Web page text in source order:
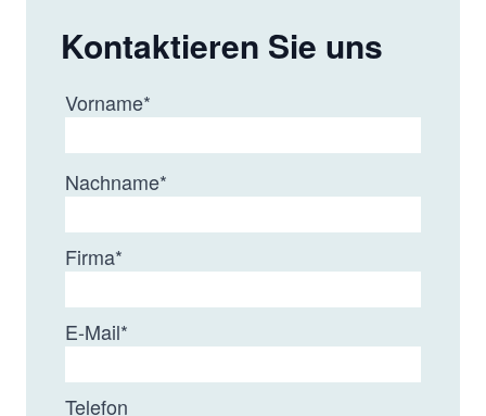
Kontaktieren Sie uns
Vorname*
Nachname*
Firma*
E-Mail*
Telefon